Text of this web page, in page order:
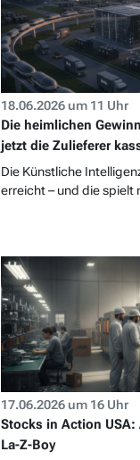
18.06.2026 um 11 Uhr
Die heimlichen
jetzt die Zulieferer
Die Künstliche
erreicht – und die spielt
17.06.2026 um 16 Uhr
Stocks in Action
La-Z-Boy